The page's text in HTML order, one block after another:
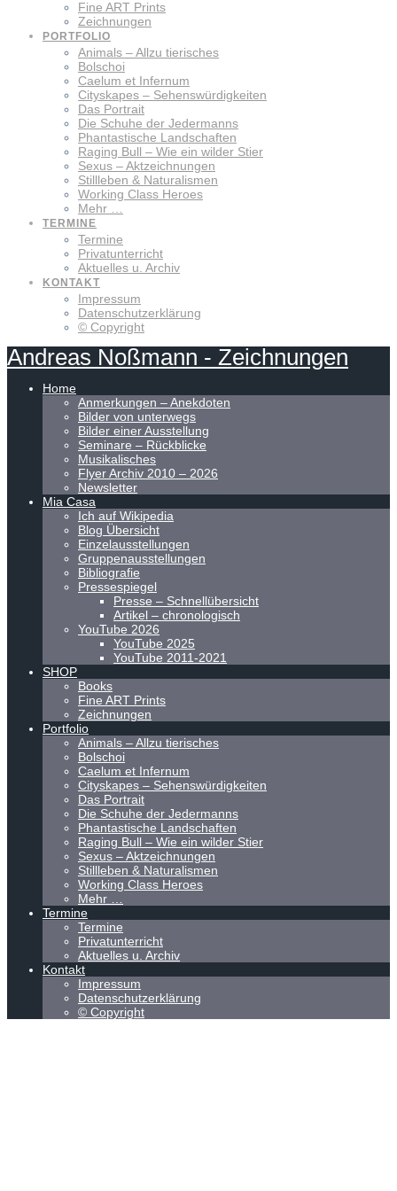
Fine ART Prints
Zeichnungen
PORTFOLIO
Animals – Allzu tierisches
Bolschoi
Caelum et Infernum
Cityskapes – Sehenswürdigkeiten
Das Portrait
Die Schuhe der Jedermanns
Phantastische Landschaften
Raging Bull – Wie ein wilder Stier
Sexus – Aktzeichnungen
Stillleben & Naturalismen
Working Class Heroes
Mehr …
TERMINE
Termine
Privatunterricht
Aktuelles u. Archiv
KONTAKT
Impressum
Datenschutzerklärung
© Copyright
Andreas Noßmann - Zeichnungen
Home
Anmerkungen – Anekdoten
Bilder von unterwegs
Bilder einer Ausstellung
Seminare – Rückblicke
Musikalisches
Flyer Archiv 2010 – 2026
Newsletter
Mia Casa
Ich auf Wikipedia
Blog Übersicht
Einzelausstellungen
Gruppenausstellungen
Bibliografie
Pressespiegel
Presse – Schnellübersicht
Artikel – chronologisch
YouTube 2026
YouTube 2025
YouTube 2011-2021
SHOP
Books
Fine ART Prints
Zeichnungen
Portfolio
Animals – Allzu tierisches
Bolschoi
Caelum et Infernum
Cityskapes – Sehenswürdigkeiten
Das Portrait
Die Schuhe der Jedermanns
Phantastische Landschaften
Raging Bull – Wie ein wilder Stier
Sexus – Aktzeichnungen
Stillleben & Naturalismen
Working Class Heroes
Mehr …
Termine
Termine
Privatunterricht
Aktuelles u. Archiv
Kontakt
Impressum
Datenschutzerklärung
© Copyright